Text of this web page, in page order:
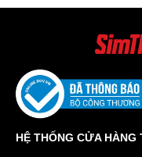
HỆ THỐNG CỬA HÀNG